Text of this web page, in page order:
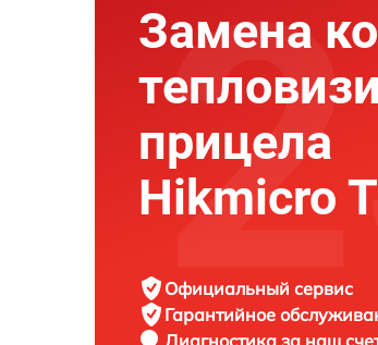
Замена
прицела
Hikmicro
Официальный сервис
Гарантийное
Диагностика за наш